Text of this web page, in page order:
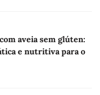
aveia sem glúten:
e nutritiva para o